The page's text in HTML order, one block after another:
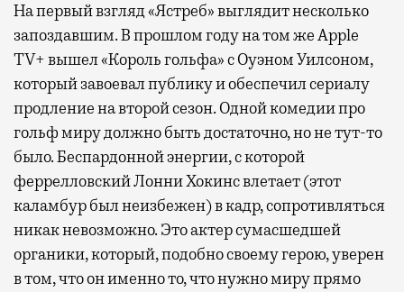
На первый взгляд «Ястреб» выглядит несколько
запоздавшим. В прошлом году на том же Apple
TV+ вышел «Король гольфа» с Оуэном Уилсоном,
который завоевал публику и обеспечил сериалу
продление на второй сезон. Одной комедии про
гольф миру должно быть достаточно, но не тут-то
было. Беспардонной энергии, с которой
феррелловский Лонни Хокинс влетает (этот
каламбур был неизбежен) в кадр, сопротивляться
никак невозможно. Это актер сумасшедшей
органики, который, подобно своему герою, уверен
в том, что он именно то, что нужно миру прямо